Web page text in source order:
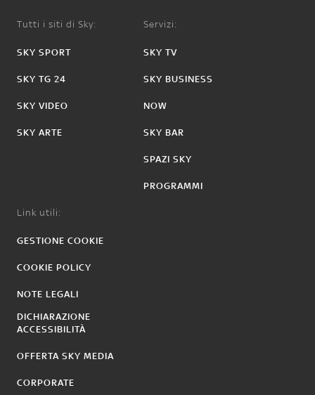
Tutti i siti di Sky:
SKY SPORT
SKY TG 24
SKY VIDEO
SKY ARTE
Servizi:
SKY TV
SKY BUSINESS
NOW
SKY BAR
SPAZI SKY
PROGRAMMI
Link utili:
GESTIONE COOKIE
COOKIE POLICY
NOTE LEGALI
DICHIARAZIONE
ACCESSIBILITÀ
OFFERTA SKY MEDIA
CORPORATE